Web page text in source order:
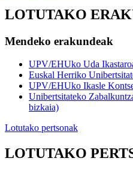
LOTUTAKO
Mendeko erakundeak
UPV/EHUko Uda
Euskal Herriko
UPV/EHUko Ikasle
Unibertsitateko
bizkaia)
Lotutako pertsonak
LOTUTAKO